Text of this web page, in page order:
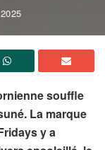
souffle
La marque
y a